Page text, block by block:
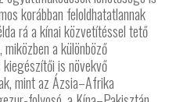
korábban feloldhatatlannak
rá a kínai közvetítéssel tető
a különböző
is növekvő
mint az Ázsia–Afrika